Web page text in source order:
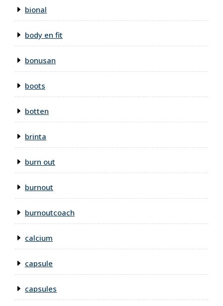
bional
body en fit
bonusan
boots
botten
brinta
burn out
burnout
burnoutcoach
calcium
capsule
capsules